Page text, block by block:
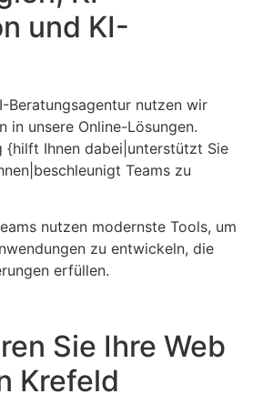
und KI-
Beratungsagentur nutzen wir
in unsere Online-Lösungen.
{hilft Ihnen dabei|unterstützt Sie
Teams zu
nutzen modernste Tools, um
zu entwickeln, die
erfüllen.
Sie Ihre Web
Krefeld